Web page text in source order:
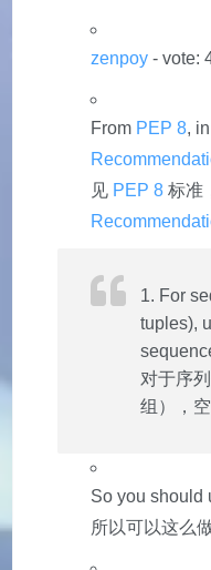
zenpoy - vote:
From PEP 8,
见 PEP 8标准
For
tuples),
对于序
组），
So you should
所以可以这么